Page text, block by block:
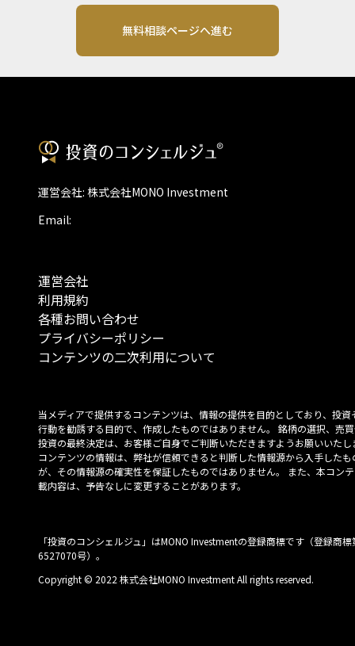
無料相談ページへ進む
運営会社: 株式会社MONO Investment
Email:
運営会社
利用規約
各種お問い合わせ
プライバシーポリシー
コンテンツの二次利用について
当メディアで提供するコンテンツは、情報の提供を目的としており、投資
行動を勧誘する目的で、作成したものではありません。 銘柄の選択、売
投資の最終決定は、お客様ご自身でご判断いただきますようお願いいたし
コンテンツの情報は、弊社が信頼できると判断した情報源から入手したも
が、その情報源の確実性を保証したものではありません。 また、本コン
載内容は、予告なしに変更することがあります。
「投資のコンシェルジュ」はMONO Investmentの登録商標です（登録商標
6527070号）。
Copyright © 2022 株式会社MONO Investment All rights reserved.